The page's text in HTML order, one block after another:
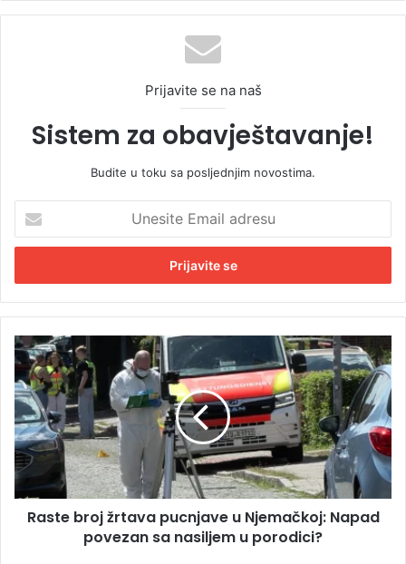
Prijavite se na naš
Sistem za obavještavanje!
Budite u toku sa posljednjim novostima.
e
i
t
E
m
a
i
l
a
d
r
e
R
a
s
t
e
b
r
o
j
Raste broj žrtava pucnjave u Njemačkoj: Napad
povezan sa nasiljem u porodici?